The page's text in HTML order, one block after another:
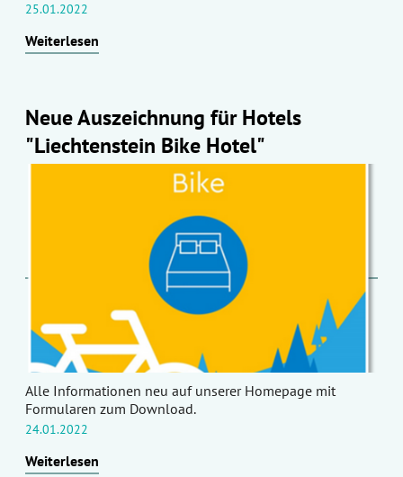
25.01.2022
Weiterlesen
Neue Auszeichnung für Hotels
"Liechtenstein Bike Hotel"
Alle Informationen neu auf unserer Homepage mit
Formularen zum Download.
24.01.2022
Weiterlesen